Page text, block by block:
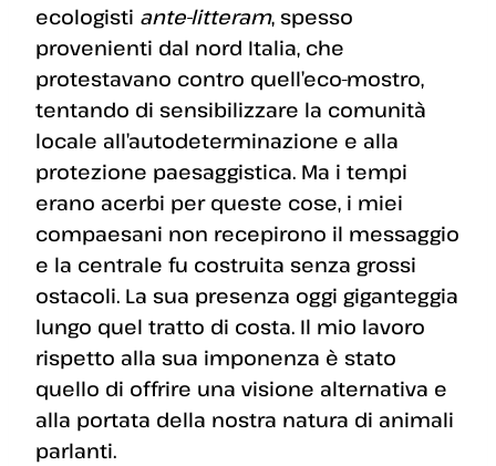
ecologisti ante-litteram, spesso
provenienti dal nord Italia, che
protestavano contro quell’eco-mostro,
tentando di sensibilizzare la comunità
locale all’autodeterminazione e alla
protezione paesaggistica. Ma i tempi
erano acerbi per queste cose, i miei
compaesani non recepirono il messaggio
e la centrale fu costruita senza grossi
ostacoli. La sua presenza oggi giganteggia
lungo quel tratto di costa. Il mio lavoro
rispetto alla sua imponenza è stato
quello di offrire una visione alternativa e
alla portata della nostra natura di animali
parlanti.